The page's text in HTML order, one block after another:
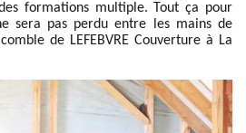
formations multiple. Tout ça pour
sera pas perdu entre les mains de
de LEFEBVRE Couverture à La